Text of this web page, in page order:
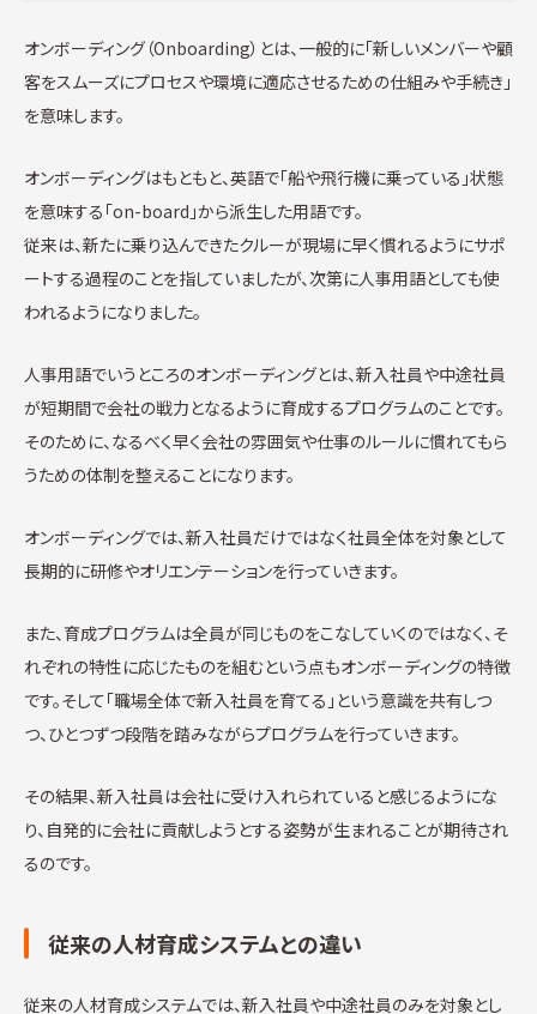
オンボーディング（Onboarding）とは、一般的に「新しいメンバーや顧
客をスムーズにプロセスや環境に適応させるための仕組みや手続き」
を意味します。
オンボーディングはもともと、英語で「船や飛行機に乗っている」状態
を意味する「on-board」から派生した用語です。
従来は、新たに乗り込んできたクルーが現場に早く慣れるようにサポ
ートする過程のことを指していましたが、次第に人事用語としても使
われるようになりました。
人事用語でいうところのオンボーディングとは、新入社員や中途社員
が短期間で会社の戦力となるように育成するプログラムのことです。
そのために、なるべく早く会社の雰囲気や仕事のルールに慣れてもら
うための体制を整えることになります。
オンボーディングでは、新入社員だけではなく社員全体を対象として
長期的に研修やオリエンテーションを行っていきます。
また、育成プログラムは全員が同じものをこなしていくのではなく、そ
れぞれの特性に応じたものを組むという点もオンボーディングの特徴
です。そして「職場全体で新入社員を育てる」という意識を共有しつ
つ、ひとつずつ段階を踏みながらプログラムを行っていきます。
その結果、新入社員は会社に受け入れられていると感じるようにな
り、自発的に会社に貢献しようとする姿勢が生まれることが期待され
るのです。
従来の人材育成システムとの違い
従来の人材育成システムでは、新入社員や中途社員のみを対象とし